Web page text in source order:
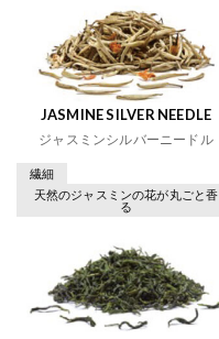
JASMINE SILVER NEEDLE
ジャスミンシルバーニードル
繊細
天然のジャスミンの花が丸ごと香
る